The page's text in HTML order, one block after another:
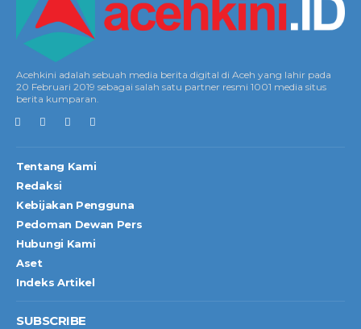
Acehkini adalah sebuah media berita digital di Aceh yang lahir pada
20 Februari 2019 sebagai salah satu partner resmi 1001 media situs
berita kumparan.
Tentang Kami
Redaksi
Kebijakan Pengguna
Pedoman Dewan Pers
Hubungi Kami
Aset
Indeks Artikel
SUBSCRIBE